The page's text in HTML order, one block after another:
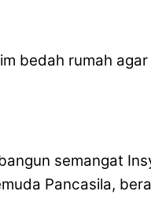
bedah rumah
semangat
Pancasila,